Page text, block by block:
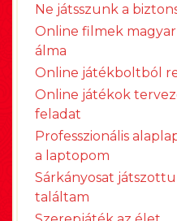
Ne játsszunk a
Online filmek
álma
Online játékboltból
Online játékok
feladat
Professzionális
a laptopom
Sárkányosat
találtam